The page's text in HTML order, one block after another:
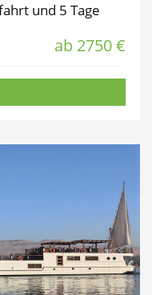
und 5 Tage
ab 2750 €